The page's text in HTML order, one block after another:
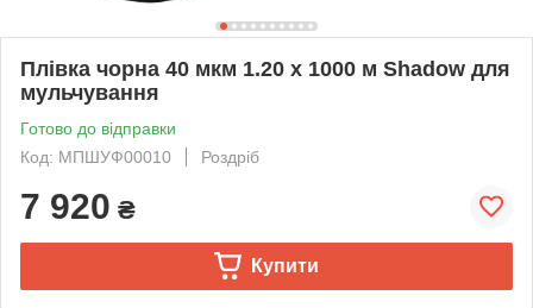
Плівка чорна 40 мкм 1.20 х 1000 м Shadow для
мульчування
Готово до відправки
Код: МПШУФ00010
Роздріб
7 920 ₴
Купити